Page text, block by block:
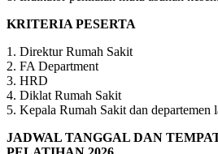
KRITERIA PESERTA
1. Direktur Rumah Sakit
2. FA Department
3. HRD
4. Diklat Rumah Sakit
5. Kepala Rumah Sakit dan departemen
JADWAL TANGGAL DAN